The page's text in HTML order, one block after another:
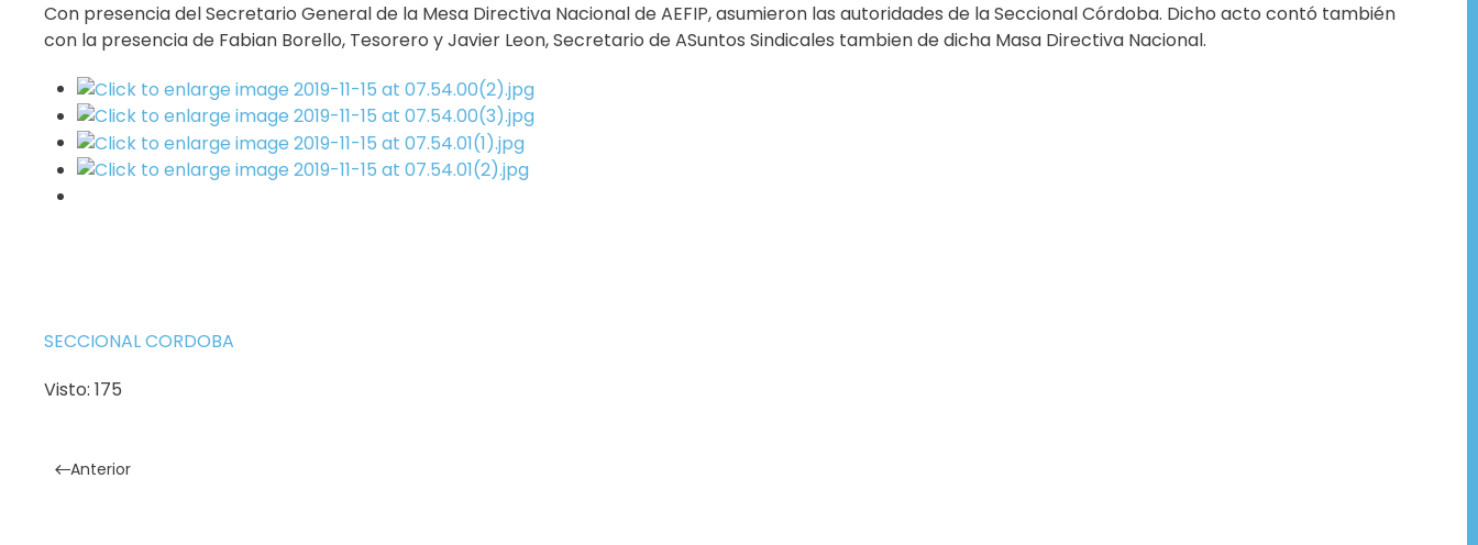
Con presencia del Secretario General de la Mesa Directiva Nacional de AEFIP, asumieron las autoridades de la Seccional Córdoba. Dicho acto contó también
con la presencia de Fabian Borello, Tesorero y Javier Leon, Secretario de ASuntos Sindicales tambien de dicha Masa Directiva Nacional.
SECCIONAL CORDOBA
Visto: 175
Anterior